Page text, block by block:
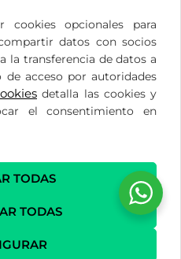
opcionales para
datos con socios
la transferencia de datos a
acceso por autoridades
detalla las cookies y
el consentimiento en
TODAS
TODAS